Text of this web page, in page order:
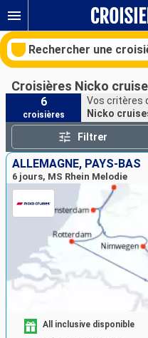
Rechercher une
Nos destinations
Mois de départ
Ports
Croisières Nicko
6
croisières
Vos critères
Nicko
Filtrer
ALLEMAGNE, PAYS-BAS
6 jours, MS Rhein Melodie
All inclusive disponible